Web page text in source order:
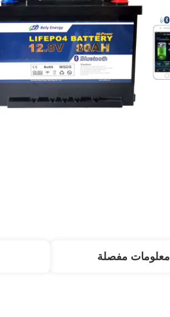
معلومات مفصلة